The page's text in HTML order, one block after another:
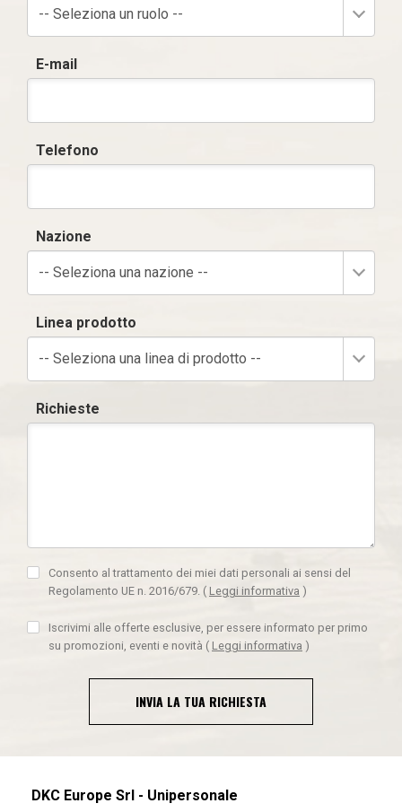
-- Seleziona un ruolo --
E-mail
Telefono
Nazione
-- Seleziona una nazione --
Linea prodotto
-- Seleziona una linea di prodotto --
Richieste
Consento al trattamento dei miei dati personali ai sensi del
Regolamento UE n. 2016/679. ( Leggi informativa )
Iscrivimi alle offerte esclusive, per essere informato per primo
su promozioni, eventi e novità ( Leggi informativa )
INVIA LA TUA RICHIESTA
DKC Europe Srl - Unipersonale